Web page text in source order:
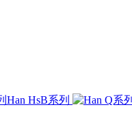
Han HsB系列